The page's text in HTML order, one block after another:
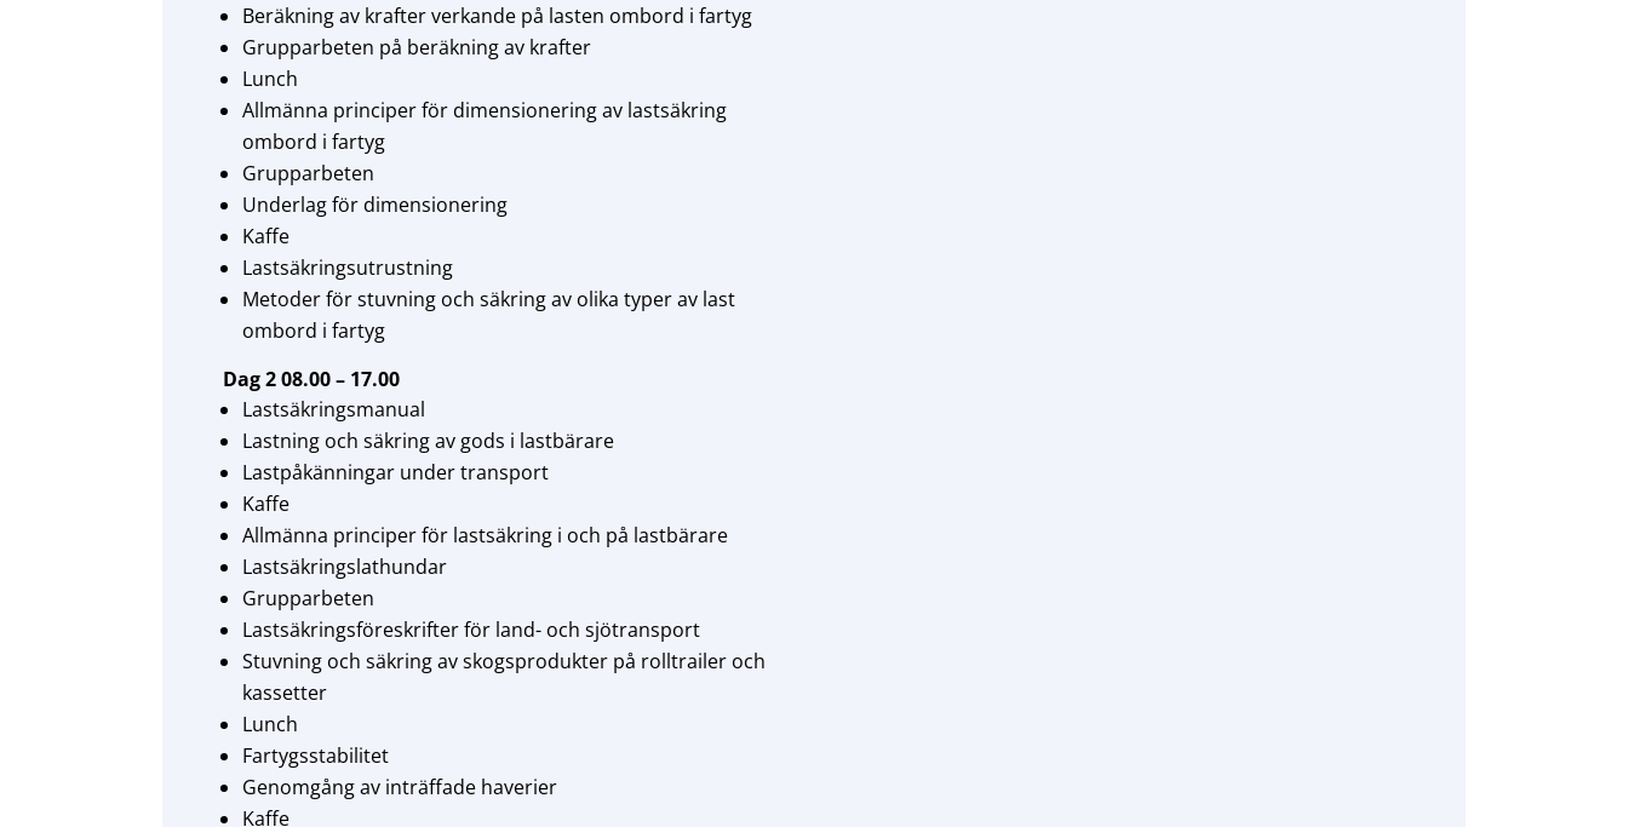
Beräkning av krafter verkande på lasten ombord i fartyg
Grupparbeten på beräkning av krafter
Lunch
Allmänna principer för dimensionering av lastsäkring
ombord i fartyg
Grupparbeten
Underlag för dimensionering
Kaffe
Lastsäkringsutrustning
Metoder för stuvning och säkring av olika typer av last
ombord i fartyg
Dag 2 08.00 – 17.00
Lastsäkringsmanual
Lastning och säkring av gods i lastbärare
Lastpåkänningar under transport
Kaffe
Allmänna principer för lastsäkring i och på lastbärare
Lastsäkringslathundar
Grupparbeten
Lastsäkringsföreskrifter för land- och sjötransport
Stuvning och säkring av skogsprodukter på rolltrailer och
kassetter
Lunch
Fartygsstabilitet
Genomgång av inträffade haverier
Kaffe